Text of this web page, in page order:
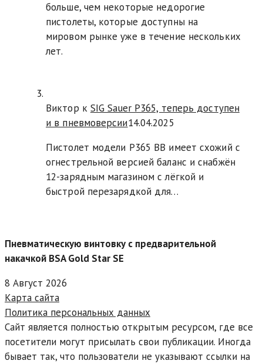
больше, чем некоторые недорогие
пистолеты, которые доступны на
мировом рынке уже в течение нескольких
лет.
Виктор к SIG Sauer P365, теперь доступен
и в пневмоверсии14.04.2025
Пистолет модели P365 BB имеет схожий с
огнестрельной версией баланс и снабжён
12-зарядным магазином с лёгкой и
быстрой перезарядкой для…
Пневматическую винтовку с предварительной
накачкой BSA Gold Star SE
8 Август 2026
Карта сайта
Политика персональных данных
Сайт является полностью открытым ресурсом, где все
посетители могут присылать свои публикации. Иногда
бывает так, что пользователи не указывают ссылки на